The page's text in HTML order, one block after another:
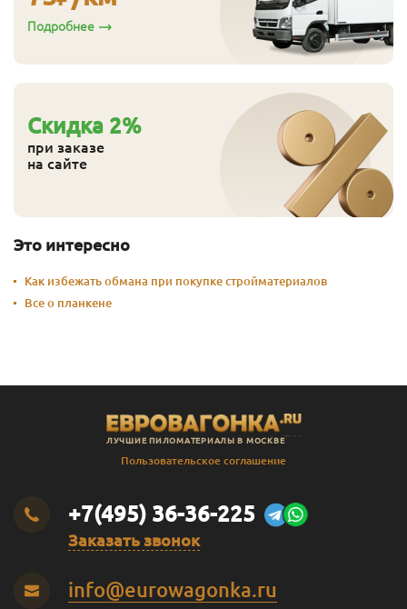
Подробнее
Cкидка 2%
при заказе
на сайте
Это интересно
Как избежать обмана при покупке стройматериалов
Все о планкене
ЛУЧШИЕ ПИЛОМАТЕРИАЛЫ В МОСКВЕ
Пользовательское соглашение
+7(495) 36-36-225
Заказать звонок
info@eurowagonka.ru